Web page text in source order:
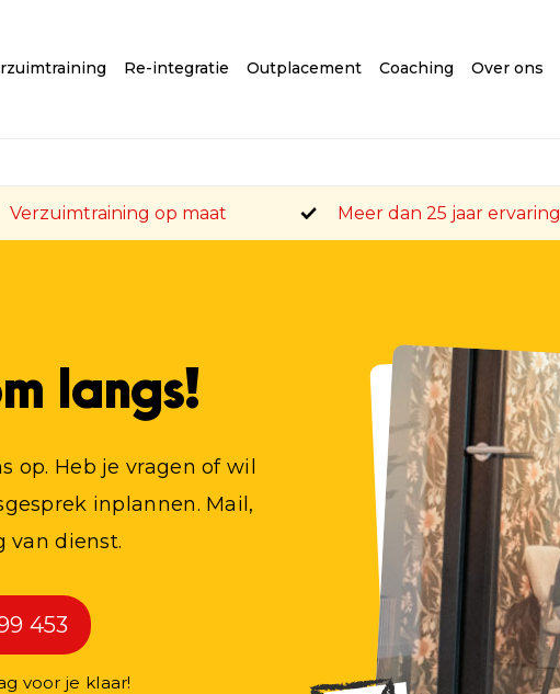
Re-integratie Outplacement Coaching Over ons
Verzuimtraining op maat Meer dan 25 jaar ervaring
langs!
op. Heb je vragen of wil
inplannen. Mail,
van dienst.
453
voor je klaar!